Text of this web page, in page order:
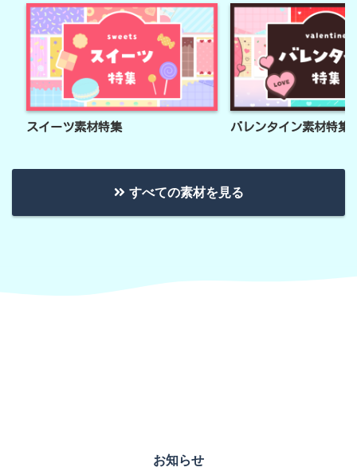
スイーツ素材特集 バレンタイン素材特集
すべての素材を見る
お知らせ